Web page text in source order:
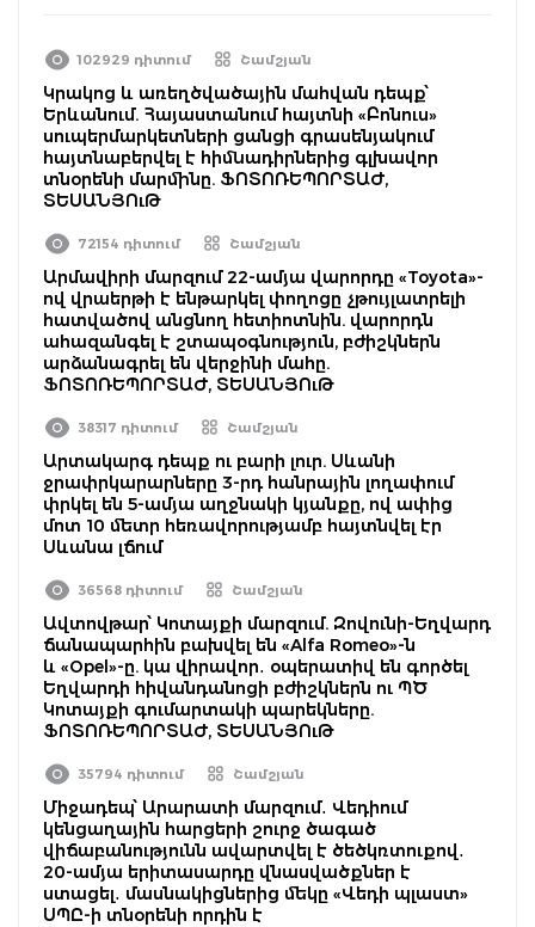
102929 դիտում Շամշյան
Կրակոց և առեղծվածային մահվան դեպք՝
Երևանում. Հայաստանում հայտնի «Բոնուս»
սուպերմարկետների ցանցի գրասենյակում
հայտնաբերվել է հիմնադիրներից գլխավոր
տնօրենի մարմինը. ՖՈՏՈՌԵՊՈՐՏԱԺ,
ՏԵՍԱՆՅՈւԹ
72154 դիտում Շամշյան
Արմավիրի մարզում 22-ամյա վարորդը «Toyota»-
ով վրաերթի է ենթարկել փողոցը չթույլատրելի
հատվածով անցնող հետիոտնին. վարորդն
ահազանգել է շտապօգնություն, բժիշկներն
արձանագրել են վերջինի մահը.
ՖՈՏՈՌԵՊՈՐՏԱԺ, ՏԵՍԱՆՅՈւԹ
38317 դիտում Շամշյան
Արտակարգ դեպք ու բարի լուր. Սևանի
ջրափրկարարները 3-րդ հանրային լողափում
փրկել են 5-ամյա աղջնակի կյանքը, ով ափից
մոտ 10 մետր հեռավորությամբ հայտնվել էր
Սևանա լճում
36568 դիտում Շամշյան
Ավտովթար՝ Կոտայքի մարզում. Զովունի-Եղվարդ
ճանապարհին բախվել են «Alfa Romeo»-ն
և «Opel»-ը. կա վիրավոր․ օպերատիվ են գործել
Եղվարդի հիվանդանոցի բժիշկներն ու ՊԾ
Կոտայքի գումարտակի պարեկները.
ՖՈՏՈՌԵՊՈՐՏԱԺ, ՏԵՍԱՆՅՈւԹ
35794 դիտում Շամշյան
Միջադեպ՝ Արարատի մարզում․ Վեդիում
կենցաղային հարցերի շուրջ ծագած
վիճաբանությունն ավարտվել է ծեծկռտուքով․
20-ամյա երիտասարդը վնասվածքներ է
ստացել․ մասնակիցներից մեկը «Վեդի պլաստ»
ՍՊԸ-ի տնօրենի որդին է